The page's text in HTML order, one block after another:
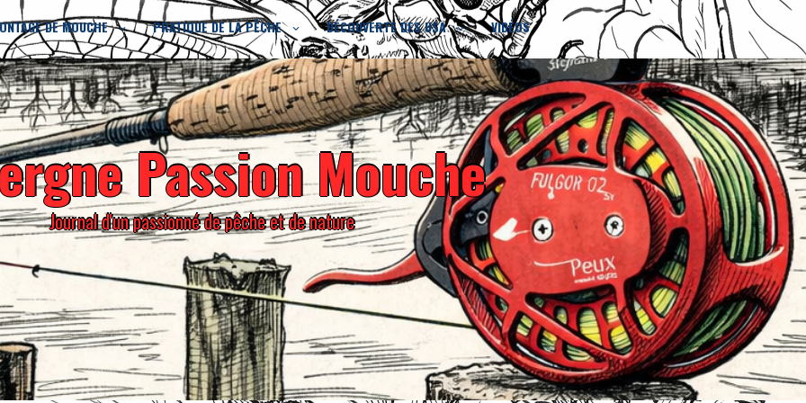
DE MOUCHE PRATIQUE DE LA PÊCHE DÉCOUVERTE DES USA VIDÉOS
Passion Mouche
Journal d'un passionné de pêche et de nature